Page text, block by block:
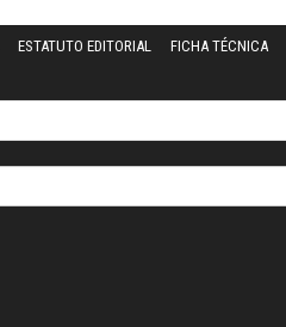
ESTATUTO EDITORIAL FICHA TÉCNICA